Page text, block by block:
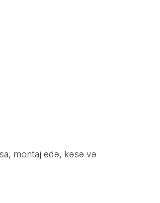
montaj edə, kəsə və